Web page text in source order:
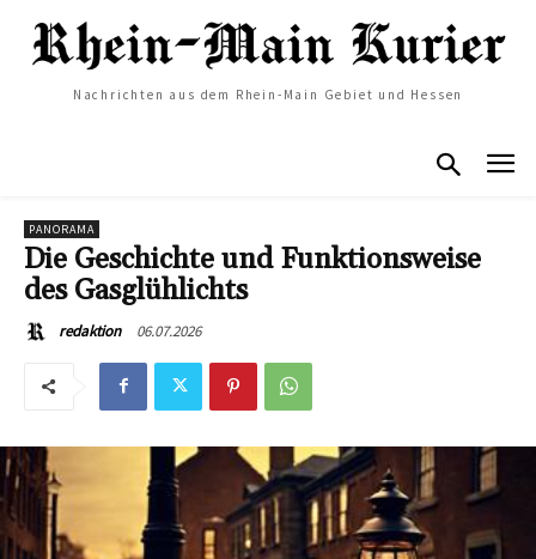
Nachrichten aus dem Rhein-Main Gebiet und Hessen
PANORAMA
Die Geschichte und Funktionsweise
des Gasglühlichts
redaktion 06.07.2026